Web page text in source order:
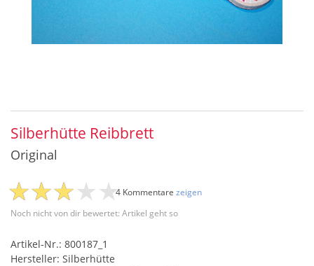
Silberhütte Reibbrett
Original
Noch nicht von dir bewertet: Artikel geht so
4 Kommentare zeigen
Artikel-Nr.: 800187_1
Hersteller: Silberhütte